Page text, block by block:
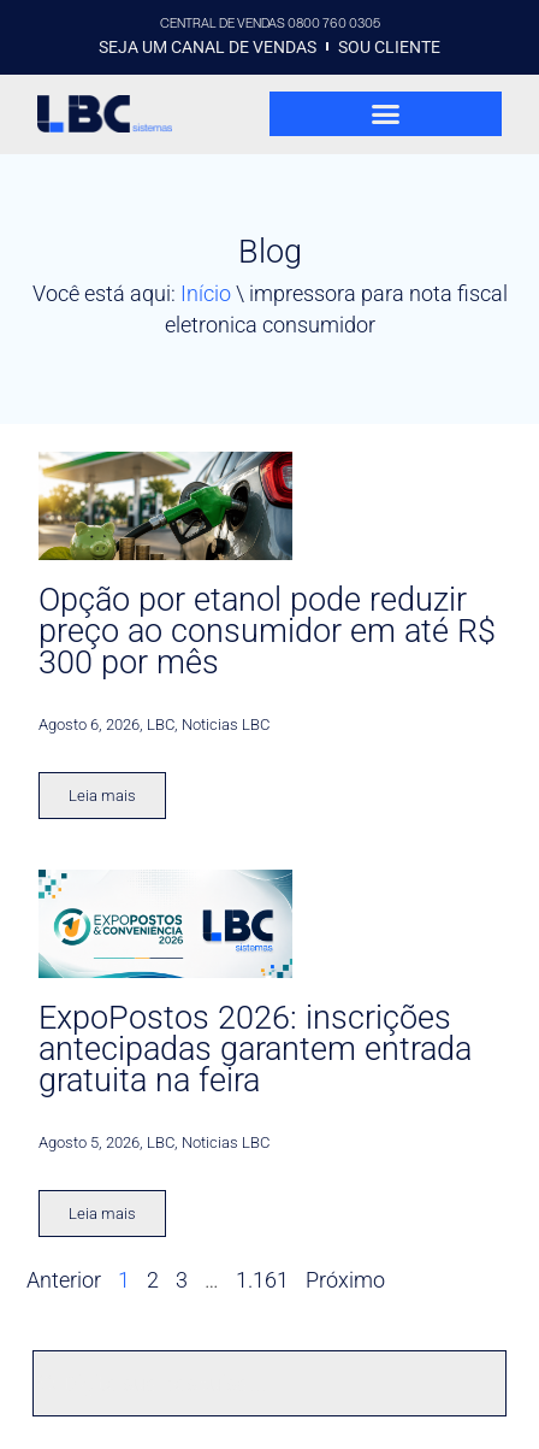
CENTRAL DE VENDAS 0800 760 0305
SEJA UM CANAL DE VENDAS SOU CLIENTE
Blog
Você está aqui: Início\ impressora para nota fiscal
eletronica consumidor
Opção por etanol pode reduzir
preço ao consumidor em até R$
300 por mês
Agosto 6, 2026 LBC Noticias LBC
Leia mais
ExpoPostos 2026: inscrições
antecipadas garantem entrada
gratuita na feira
Agosto 5, 2026 LBC Noticias LBC
Leia mais
Anterior 1 2 3 … 1.161 Próximo